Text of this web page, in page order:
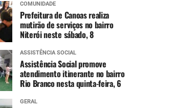
COMUNIDADE
Prefeitura de Canoas realiza
mutirão de serviços no bairro
Niterói neste sábado, 8
ASSISTÊNCIA SOCIAL
Assistência Social promove
atendimento itinerante no bairro
Rio Branco nesta quinta-feira, 6
GERAL